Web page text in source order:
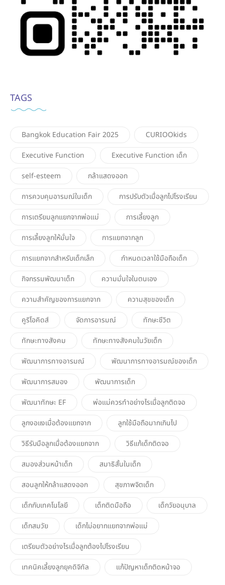
TAGS
Bangkok Education Fair 2025
CURIOOkids
Executive Function
Executive Function เด็ก
self-esteem
กล้าแสดงออก
การควบคุมอารมณ์ในเด็ก
การปรับตัวเมื่อลูกไปโรงเรียน
การเตรียมลูกแยกจากพ่อแม่
การเลี้ยงลูก
การเลี้ยงลูกให้มั่นใจ
การแยกจากลูก
การแยกจากสำหรับเด็กเล็ก
กำหนดเวลาใช้มือถือเด็ก
กิจกรรมพัฒนาเด็ก
ความมั่นใจในตนเอง
ความสำคัญของการแยกจาก
ความสุขของเด็ก
คูริโอคิดส์
จัดการอารมณ์
ทักษะชีวิต
ทักษะทางสังคม
ทักษะทางสังคมในวัยเด็ก
พัฒนาการทางอารมณ์
พัฒนาการทางอารมณ์ของเด็ก
พัฒนาการสมอง
พัฒนาการเด็ก
พัฒนาทักษะ EF
พ่อแม่ควรทำอย่างไรเมื่อลูกติดจอ
ลูกงอแงเมื่อต้องแยกจาก
ลูกใช้มือถือมากเกินไป
วิธีรับมือลูกเมื่อต้องแยกจาก
วิธีแก้เด็กติดจอ
สมองส่วนหน้าเด็ก
สมาธิสั้นในเด็ก
สอนลูกให้กล้าแสดงออก
สุขภาพจิตเด็ก
เด็กกับเทคโนโลยี
เด็กติดมือถือ
เด็กวัยอนุบาล
เด็กสมวัย
เด็กไม่อยากแยกจากพ่อแม่
เตรียมตัวอย่างไรเมื่อลูกต้องไปโรงเรียน
เทคนิคเลี้ยงลูกยุคดิจิทัล
แก้ปัญหาเด็กติดหน้าจอ